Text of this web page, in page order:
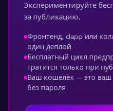
Экспериментируйте
за публикацию.
Фронтенд, dapp или
один деплой
Бесплатный цикл
тратится только при
Ваш кошелёк — это ваш
без пароля